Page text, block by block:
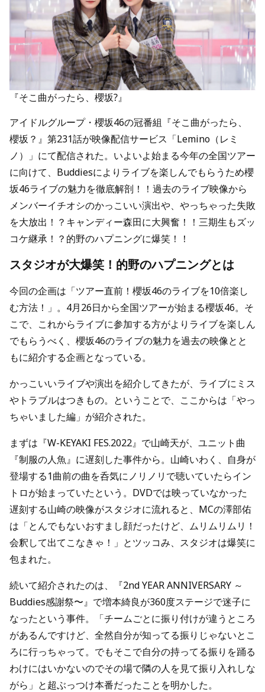
『そこ曲がったら、櫻坂?』
アイドルグループ・櫻坂46の冠番組『そこ曲がったら、
櫻坂？』第231話が映像配信サービス「Lemino（レミ
ノ）」にて配信された。いよいよ始まる今年の全国ツアー
に向けて、Buddiesによりライブを楽しんでもらうため櫻
坂46ライブの魅力を徹底解剖！！過去のライブ映像から
メンバーイチオシのかっこいい演出や、やっちゃった失敗
を大放出！？キャンディー森田に大興奮！！三期生もズッ
コケ継承！？的野のハプニングに爆笑！！
スタジオが大爆笑！的野のハプニングとは
今回の企画は「ツアー直前！櫻坂46のライブを10倍楽し
む方法！」。4月26日から全国ツアーが始まる櫻坂46。そ
こで、これからライブに参加する方がよりライブを楽しん
でもらうべく、櫻坂46のライブの魅力を過去の映像とと
もに紹介する企画となっている。
かっこいいライブや演出を紹介してきたが、ライブにミス
やトラブルはつきもの。ということで、ここからは「やっ
ちゃいました編」が紹介された。
まずは『W-KEYAKI FES.2022』で山崎天が、ユニット曲
『制服の人魚』に遅刻した事件から。山崎いわく、自身が
登場する1曲前の曲を呑気にノリノリで聴いていたらイン
トロが始まっていたという。DVDでは映っていなかった
遅刻する山崎の映像がスタジオに流れると、MCの澤部佑
は「とんでもないおすまし顔だったけど、ムリムリムリ！
会釈して出てこなきゃ！」とツッコみ、スタジオは爆笑に
包まれた。
続いて紹介されたのは、『2nd YEAR ANNIVERSARY ～
Buddies感謝祭〜』で増本綺良が360度ステージで迷子に
なったという事件。「チームごとに振り付けが違うところ
があるんですけど、全然自分が知ってる振りじゃないとこ
ろに行っちゃって。でもそこで自分の持ってる振りを踊る
わけにはいかないのでその場で隣の人を見て振り入れしな
がら」と超ぶっつけ本番だったことを明かした。